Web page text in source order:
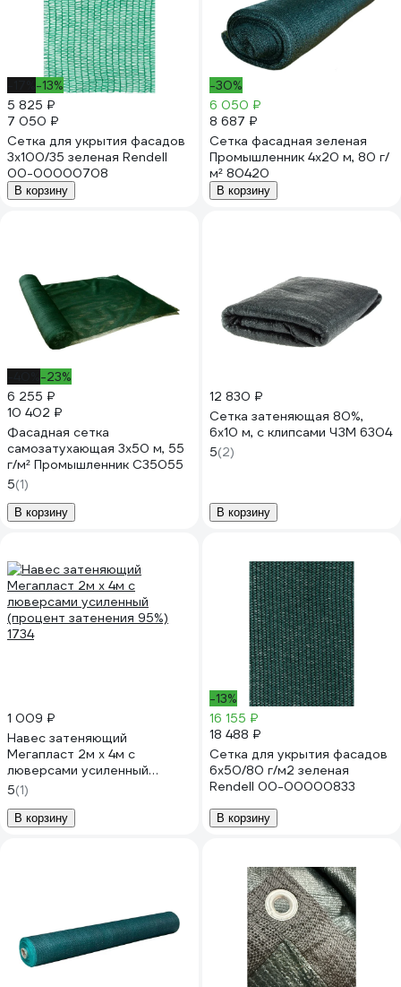
-13%
5 825 ₽
7 050 ₽
Сетка для укрытия фасадов
3х100/35 зеленая Rendell
00-00000708
В корзину
-30%
6 050 ₽
8 687 ₽
Сетка фасадная зеленая
Промышленник 4x20 м, 80 г/
м² 80420
В корзину
-23%
6 255 ₽
10 402 ₽
Фасадная сетка
самозатухающая 3x50 м, 55
г/м² Промышленник С35055
5(1)
В корзину
12 830 ₽
Сетка затеняющая 80%,
6x10 м, с клипсами ЧЗМ 6304
5(2)
В корзину
1 009 ₽
Навес затеняющий
Мегапласт 2м х 4м с
люверсами усиленный
(процент затенения 95%)
1734
5(1)
В корзину
-13%
16 155 ₽
18 488 ₽
Сетка для укрытия фасадов
6х50/80 г/м2 зеленая
Rendell 00-00000833
В корзину